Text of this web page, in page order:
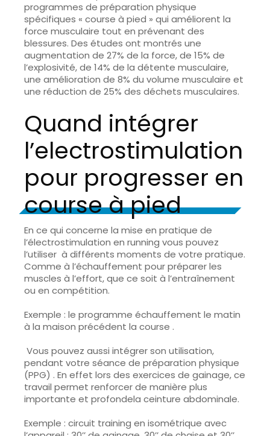
programmes de préparation physique
spécifiques « course à pied » qui améliorent la
force musculaire tout en prévenant des
blessures. Des études ont montrés une
augmentation de 27% de la force, de 15% de
l’explosivité, de 14% de la détente musculaire,
une amélioration de 8% du volume musculaire et
une réduction de 25% des déchets musculaires.
Quand intégrer
l’electrostimulation
pour progresser en
course à pied
En ce qui concerne la mise en pratique de
l’électrostimulation en running vous pouvez
l’utiliser à différents moments de votre pratique.
Comme à l’échauffement pour préparer les
muscles à l’effort, que ce soit à l’entraînement
ou en compétition.
Exemple : le programme échauffement le matin
à la maison précédent la course .
Vous pouvez aussi intégrer son utilisation,
pendant votre séance de préparation physique
(PPG) . En effet lors des exercices de gainage, ce
travail permet renforcer de manière plus
importante et profondela ceinture abdominale.
Exemple : circuit training en isométrique avec